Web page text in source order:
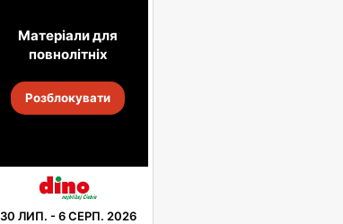
Матеріали для
повнолітніх
Розблокувати
30 ЛИП. -6 СЕРП. 2026